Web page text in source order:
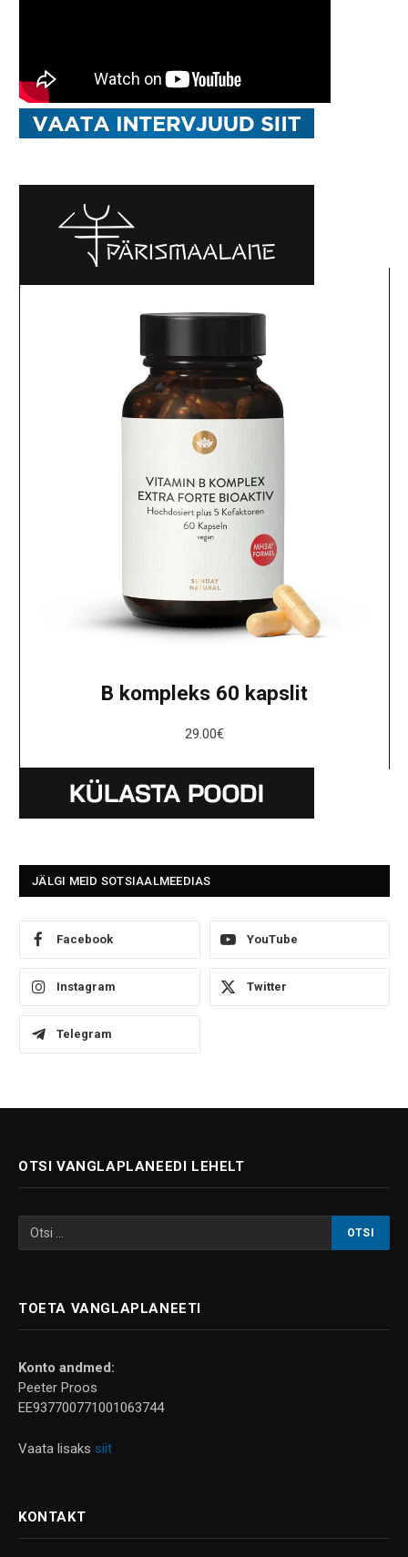
B kompleks 60 kapslit
29.00€
JÄLGI MEID SOTSIAALMEEDIAS
Facebook YouTube
Instagram Twitter
Telegram
OTSI VANGLAPLANEEDI LEHELT
TOETA VANGLAPLANEETI
Konto andmed:
Peeter Proos
EE937700771001063744
Vaata lisaks siit
KONTAKT